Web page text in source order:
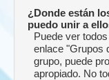
¿Donde están
puedo unir a
Puede ver
enlace "Grupos
grupo, puede
apropiado. No